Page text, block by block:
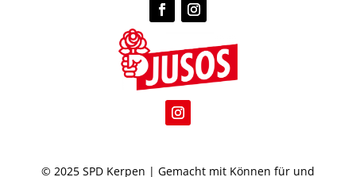
© 2025 SPD Kerpen | Gemacht mit Können für und